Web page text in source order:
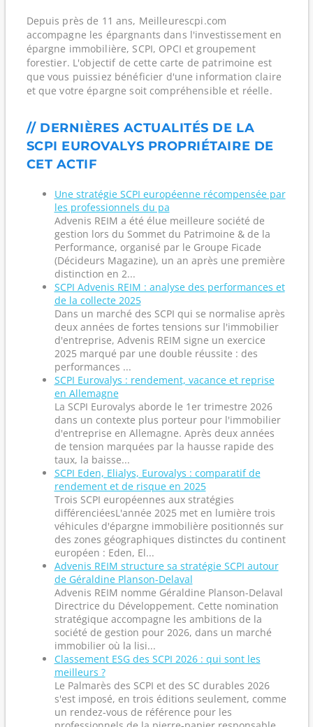
Depuis près de 11 ans, Meilleurescpi.com
accompagne les épargnants dans l'investissement en
épargne immobilière, SCPI, OPCI et groupement
forestier. L'objectif de cette carte de patrimoine est
que vous puissiez bénéficier d'une information claire
et que votre épargne soit compréhensible et réelle.
// DERNIÈRES ACTUALITÉS DE LA
SCPI EUROVALYS PROPRIÉTAIRE DE
CET ACTIF
Une stratégie SCPI européenne récompensée par
les professionnels du pa
Advenis REIM a été élue meilleure société de
gestion lors du Sommet du Patrimoine & de la
Performance, organisé par le Groupe Ficade
(Décideurs Magazine), un an après une première
distinction en 2...
SCPI Advenis REIM : analyse des performances et
de la collecte 2025
Dans un marché des SCPI qui se normalise après
deux années de fortes tensions sur l'immobilier
d'entreprise, Advenis REIM signe un exercice
2025 marqué par une double réussite : des
performances ...
SCPI Eurovalys : rendement, vacance et reprise
en Allemagne
La SCPI Eurovalys aborde le 1er trimestre 2026
dans un contexte plus porteur pour l'immobilier
d'entreprise en Allemagne. Après deux années
de tension marquées par la hausse rapide des
taux, la baisse...
SCPI Eden, Elialys, Eurovalys : comparatif de
rendement et de risque en 2025
Trois SCPI européennes aux stratégies
différenciéesL'année 2025 met en lumière trois
véhicules d'épargne immobilière positionnés sur
des zones géographiques distinctes du continent
européen : Eden, El...
Advenis REIM structure sa stratégie SCPI autour
de Géraldine Planson-Delaval
Advenis REIM nomme Géraldine Planson-Delaval
Directrice du Développement. Cette nomination
stratégique accompagne les ambitions de la
société de gestion pour 2026, dans un marché
immobilier où la lisi...
Classement ESG des SCPI 2026 : qui sont les
meilleurs ?
Le Palmarès des SCPI et des SC durables 2026
s'est imposé, en trois éditions seulement, comme
un rendez-vous de référence pour les